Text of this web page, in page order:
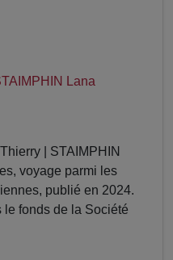
Lana
| STAIMPHIN
voyage parmi les
publié en 2024.
le fonds de la Société